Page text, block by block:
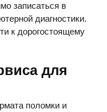
записаться в
диагностики.
к дорогостоящему
для
поломки и